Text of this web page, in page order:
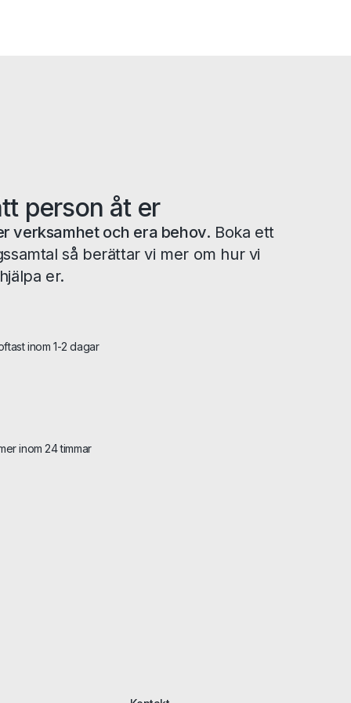
person åt er
verksamhet och era behov. Boka ett
så berättar vi mer om hur vi
er.
inom 1-2 dagar
inom 24 timmar